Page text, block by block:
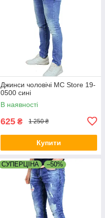
Джинси чоловічі MC Store 19-
0500 сині
В наявності
625 ₴ 1 250 ₴
Купити
СУПЕРЦІНА –50%